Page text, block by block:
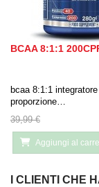
BCAA 8:1:1
bcaa 8:1:1
proporzione…
39,99 €
Aggiungi al
I CLIENTI CHE